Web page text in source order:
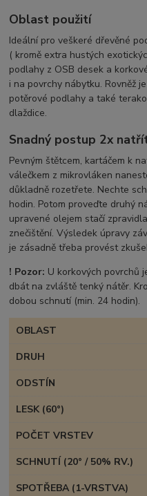
Oblast použití
Ideální pro veškeré dřevěné
( kromě extra hustých
podlahy z OSB desek a
i na povrchy nábytku. Rovněž
potěrové podlahy a také
dlaždice.
Snadný postup 2x
Pevným štětcem, kartáčem k
válečkem z mikrovláken
důkladně rozetřete. Nechte
hodin. Potom proveďte druhý
upravené olejem stačí
znečištění. Výsledek úpravy
je zásadně třeba provést
! Pozor: U korkových povrchů
dbát na zvláště tenký nátěr.
dobou schnutí (min. 24 hodin).
OBLAST
DRUH
ODSTÍN
LESK (60°)
POČET VRSTEV
SCHNUTÍ (20° / 50% RV.)
SPOTŘEBA (1-VRSTVA)